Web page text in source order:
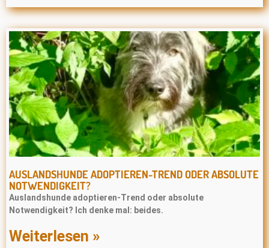
AUSLANDSHUNDE ADOPTIEREN-TREND ODER ABSOLUTE
NOTWENDIGKEIT?
Auslandshunde adoptieren-Trend oder absolute
Notwendigkeit? Ich denke mal: beides.
Weiterlesen »